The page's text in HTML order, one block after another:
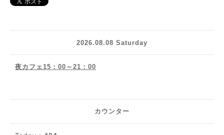
2026.08.08 Saturday
夜カフェ15：00～21：00
カウンター